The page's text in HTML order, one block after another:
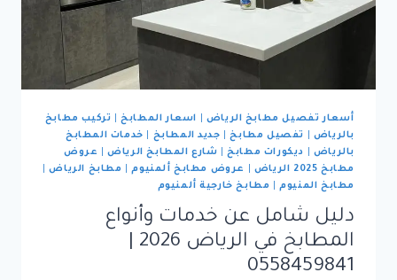
أسعار تفصيل مطابخ الرياض اسعار المطابخ| تركيب مطابخ
بالرياض
تفصيل مطابخ| جديد المطابخ
خدمات المطابخ
بالرياض
ديكورات مطابخ| شارع المطابخ الرياض|
عروض
مطابخ 2025 الرياض
عروض مطابخ ألمنيوم| مطابخ الرياض|
مطابخ المنيوم| مطابخ خارجية ألمنيوم
دليل شامل عن خدمات وأنواع
0558459841